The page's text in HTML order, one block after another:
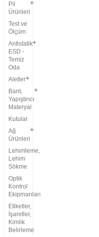
Pil
Ürünleri
Test ve
Ölçüm
Antistatik
ESD -
Temiz
Oda
Aletler
Bant,
Yapıştırıcı
Materyal
Kutular
Ağ
Ürünleri
Lehimleme,
Lehim
Sökme
Optik
Kontrol
Ekipmanları
Etiketler,
İşaretler,
Kimlik
Belirleme